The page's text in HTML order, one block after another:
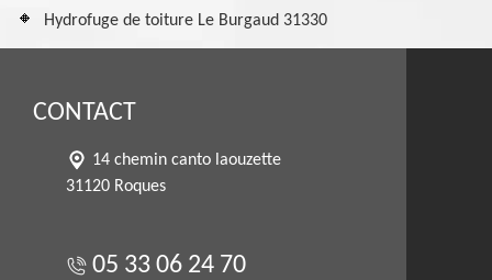
Hydrofuge de toiture Le Burgaud 31330
CONTACT
14 chemin canto laouzette
31120 Roques
05 33 06 24 70